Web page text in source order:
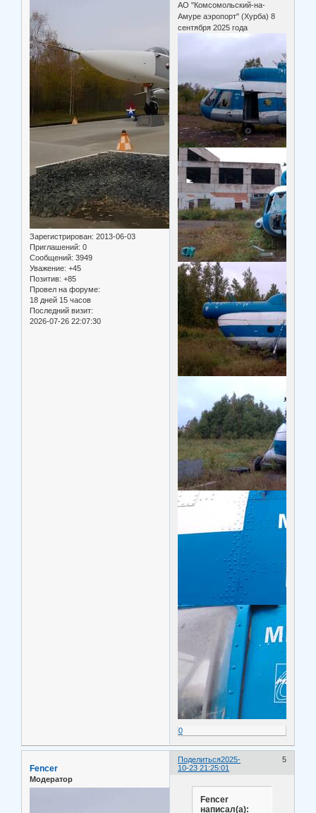
Зарегистрирован: 2013-06-03
Приглашений: 0
Сообщений: 3949
Уважение: +45
Позитив: +85
Провел на форуме:
18 дней 15 часов
Последний визит:
2026-07-26 22:07:30
АО "Комсомольский-на-
Амуре аэропорт" (Хурба) 8
сентября 2025 года
0
Поделиться 5
2025-
10-23 21:25:01
Fencer
Модератор
Fencer
написал(а):